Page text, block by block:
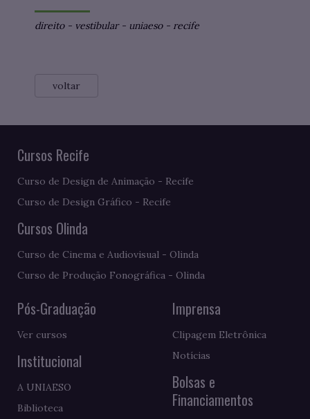
direito- vestibular- uniaeso- recife
voltar
Cursos Recife
Curso de Design de Animação - Recife
Curso de Design Gráfico - Recife
Cursos Olinda
Curso de Cinema e Audiovisual - Olinda
Curso de Produção Fonográfica - Olinda
Pós-Graduação
Ver cursos
Institucional
A UNIAESO
Biblioteca
Imprensa
Clipagem Eletrônica
Notícias
Bolsas e
Financiamentos